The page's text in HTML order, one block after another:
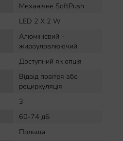
Механічне SoftPush
LED 2 Х 2 W
Алюмінієвий -
жироуловлюючий
Доступний як опція
Відвід повітря або
рециркуляція
3
60-74 дБ
Польща